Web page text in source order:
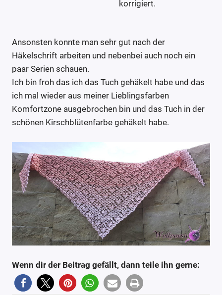
korrigiert.
Ansonsten konnte man sehr gut nach der
Häkelschrift arbeiten und nebenbei auch noch ein
paar Serien schauen.
Ich bin froh das ich das Tuch gehäkelt habe und das
ich mal wieder aus meiner Lieblingsfarben
Komfortzone ausgebrochen bin und das Tuch in der
schönen Kirschblütenfarbe gehäkelt habe.
Wenn dir der Beitrag gefällt, dann teile ihn gerne:
598